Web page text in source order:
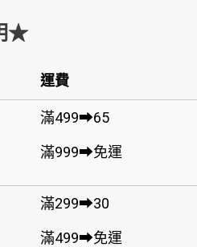
★
運費
滿499➡65
滿999➡免運
滿299➡30
滿499➡免運